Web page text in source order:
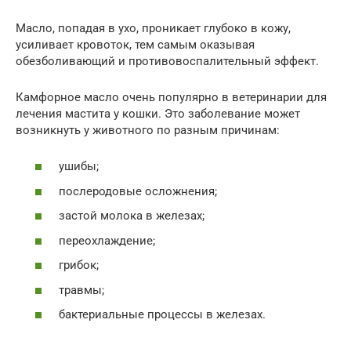
Масло, попадая в ухо, проникает глубоко в кожу,
усиливает кровоток, тем самым оказывая
обезболивающий и противовоспалительный эффект.
Камфорное масло очень популярно в ветеринарии для
лечения мастита у кошки. Это заболевание может
возникнуть у животного по разным причинам:
ушибы;
послеродовые осложнения;
застой молока в железах;
переохлаждение;
грибок;
травмы;
бактериальные процессы в железах.